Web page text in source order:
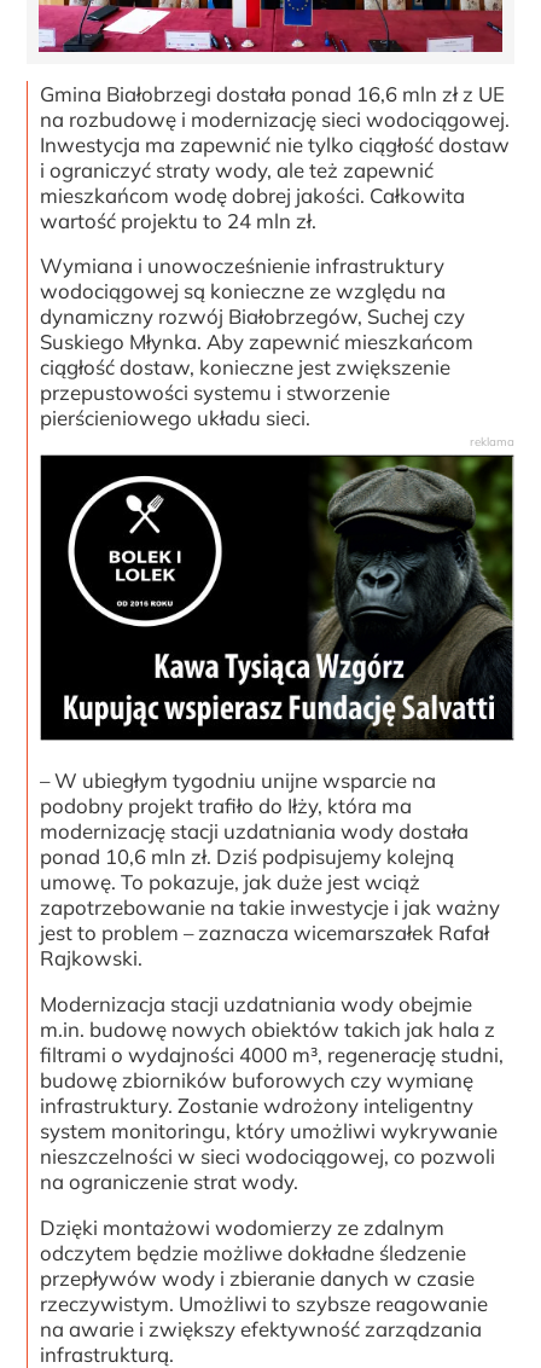
Gmina Białobrzegi dostała ponad 16,6 mln zł z UE
na rozbudowę i modernizację sieci wodociągowej.
Inwestycja ma zapewnić nie tylko ciągłość dostaw
i ograniczyć straty wody, ale też zapewnić
mieszkańcom wodę dobrej jakości. Całkowita
wartość projektu to 24 mln zł.
Wymiana i unowocześnienie infrastruktury
wodociągowej są konieczne ze względu na
dynamiczny rozwój Białobrzegów, Suchej czy
Suskiego Młynka. Aby zapewnić mieszkańcom
ciągłość dostaw, konieczne jest zwiększenie
przepustowości systemu i stworzenie
pierścieniowego układu sieci.
– W ubiegłym tygodniu unijne wsparcie na
podobny projekt trafiło do Iłży, która ma
modernizację stacji uzdatniania wody dostała
ponad 10,6 mln zł. Dziś podpisujemy kolejną
umowę. To pokazuje, jak duże jest wciąż
zapotrzebowanie na takie inwestycje i jak ważny
jest to problem – zaznacza wicemarszałek Rafał
Rajkowski.
Modernizacja stacji uzdatniania wody obejmie
m.in. budowę nowych obiektów takich jak hala z
filtrami o wydajności 4000 m³, regenerację studni,
budowę zbiorników buforowych czy wymianę
infrastruktury. Zostanie wdrożony inteligentny
system monitoringu, który umożliwi wykrywanie
nieszczelności w sieci wodociągowej, co pozwoli
na ograniczenie strat wody.
Dzięki montażowi wodomierzy ze zdalnym
odczytem będzie możliwe dokładne śledzenie
przepływów wody i zbieranie danych w czasie
rzeczywistym. Umożliwi to szybsze reagowanie
na awarie i zwiększy efektywność zarządzania
infrastrukturą.